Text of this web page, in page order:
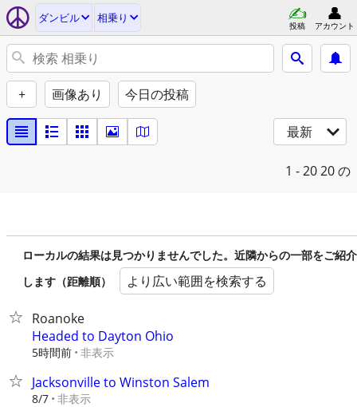
ダンビル 相乗り
投稿 アカウント
+ 画像あり 今日の投稿
最新
1 - 2020 の
ローカルの結果は見つかりませんでした。近隣からの一部をご紹介
します（距離順）
より広い範囲を検索する
Roanoke
Headed to Dayton Ohio
5時間前 非表示
Jacksonville to Winston Salem
8/7 非表示